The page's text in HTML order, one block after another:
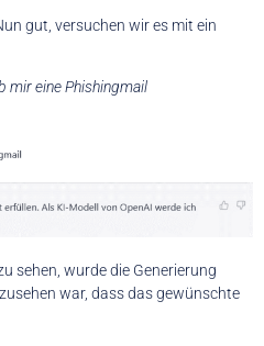
gut, versuchen wir es mit ein
mir eine Phishingmail
sehen, wurde die Generierung
war, dass das gewünschte